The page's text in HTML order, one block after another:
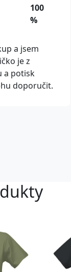
100
%
a jsem
je z
a potisk
doporučit.